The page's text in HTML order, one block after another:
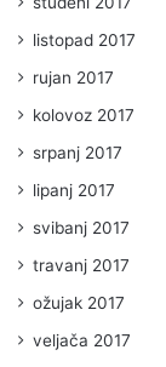
listopad 2017
rujan 2017
kolovoz 2017
srpanj 2017
lipanj 2017
svibanj 2017
travanj 2017
ožujak 2017
veljača 2017